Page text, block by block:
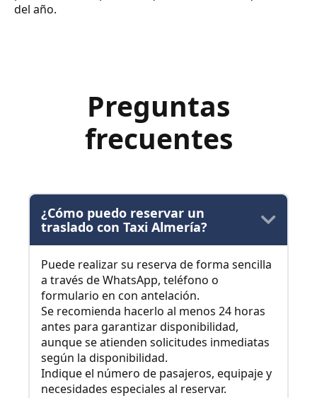
del año.
Preguntas
frecuentes
¿Cómo puedo reservar un
traslado con Taxi Almería?
Puede realizar su reserva de forma sencilla
a través de WhatsApp, teléfono o
formulario en con antelación.
Se recomienda hacerlo al menos 24 horas
antes para garantizar disponibilidad,
aunque se atienden solicitudes inmediatas
según la disponibilidad.
Indique el número de pasajeros, equipaje y
necesidades especiales al reservar.